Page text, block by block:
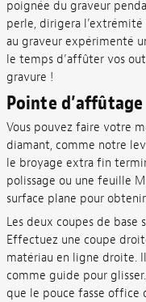
poignée du graveur
perle, dirigera
au graveur expérimenté
le temps d’affûter vos
gravure !
Pointe d’affûtage
Vous pouvez faire votre
diamant, comme notre
le broyage extra fin
polissage ou une feuille
surface plane pour
Les deux coupes de
Effectuez une coupe
matériau en ligne droite.
comme guide pour
que le pouce fasse